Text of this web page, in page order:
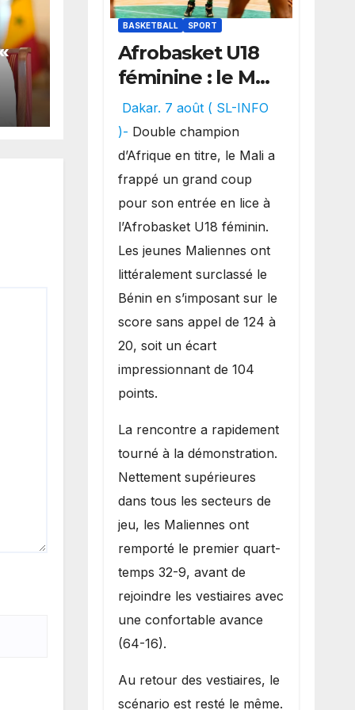
BASKETBALL SPORT
Afrobasket U18
féminine : le Mali
réalise un
véritable festival
offensif et
inflige une
lourde défaite
au Bénin.
Dakar. 7 août ( SL-INFO
)- Double champion
d’Afrique en titre, le Mali a
frappé un grand coup
pour son entrée en lice à
l’Afrobasket U18 féminin.
Les jeunes Maliennes ont
littéralement surclassé le
Bénin en s’imposant sur le
score sans appel de 124 à
20, soit un écart
impressionnant de 104
points.
La rencontre a rapidement
tourné à la démonstration.
Nettement supérieures
dans tous les secteurs de
jeu, les Maliennes ont
remporté le premier quart-
temps 32-9, avant de
rejoindre les vestiaires avec
une confortable avance
(64-16).
Au retour des vestiaires, le
scénario est resté le même.